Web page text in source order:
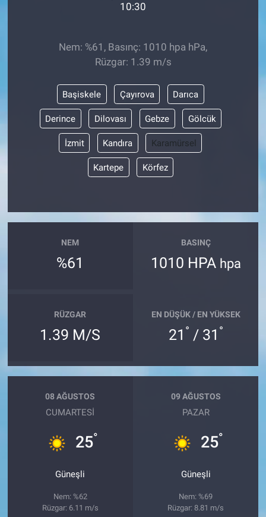
10:30
Nem: %61, Basınç: 1010 hpa hPa,
Rüzgar: 1.39 m/s
Başiskele Çayırova Darıca
Derince Dilovası Gebze Gölcük
İzmit Kandıra Karamürsel
Kartepe Körfez
NEM
%61
BASINÇ
1010 HPA hpa
RÜZGAR
1.39 M/S
EN DÜŞÜK / EN YÜKSEK
21 ° / 31 °
08 AĞUSTOS
CUMARTESI
25°
Güneşli
Nem: %62
Rüzgar: 6.11 m/s
09 AĞUSTOS
PAZAR
25°
Güneşli
Nem: %69
Rüzgar: 8.81 m/s